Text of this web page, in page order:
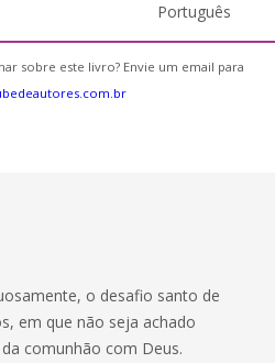
Português
sobre este livro? Envie um email para
o desafio santo de
em que não seja achado
comunhão com Deus.